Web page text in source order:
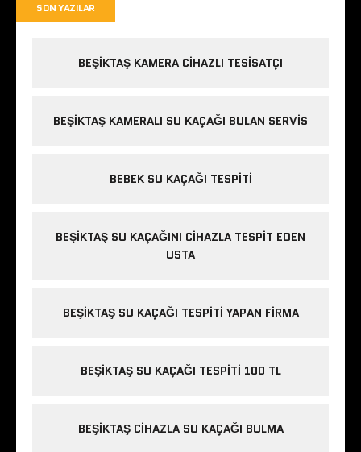
SON YAZILAR
BEŞIKTAŞ KAMERA CIHAZLI TESISATÇI
BEŞIKTAŞ KAMERALI SU KAÇAĞI BULAN SERVIS
BEBEK SU KAÇAĞI TESPITI
BEŞIKTAŞ SU KAÇAĞINI CIHAZLA TESPIT EDEN
USTA
BEŞIKTAŞ SU KAÇAĞI TESPITI YAPAN FIRMA
BEŞIKTAŞ SU KAÇAĞI TESPITI 100 TL
BEŞIKTAŞ CIHAZLA SU KAÇAĞI BULMA